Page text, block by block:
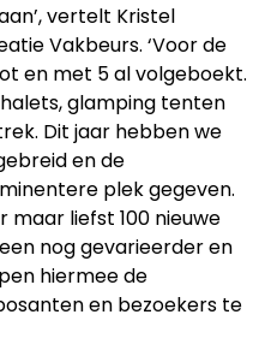
vertelt Kristel
Vakbeurs. ‘Voor de
en met 5 al volgeboekt.
glamping tenten
Dit jaar hebben we
en de
plek gegeven.
maar liefst 100 nieuwe
nog gevarieerder en
hiermee de
en bezoekers te